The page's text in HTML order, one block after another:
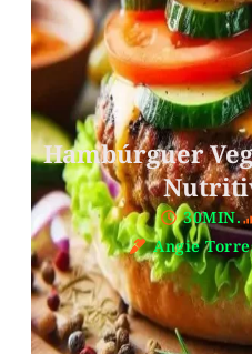
Hambúrguer
30MIN.
Angie